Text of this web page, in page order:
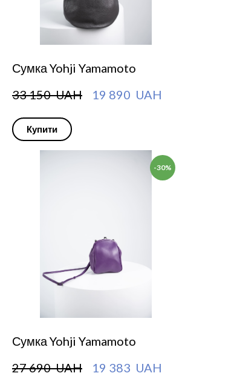
Сумка Yohji Yamamoto
33 150  UAH
19 890  UAH
Купити
-30%
Сумка Yohji Yamamoto
27 690  UAH
19 383  UAH